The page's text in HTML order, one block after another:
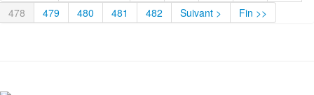
478
479 480 481 482 Suivant > Fin >>